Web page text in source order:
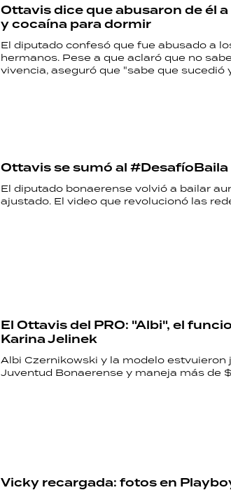
Ottavis dice que abusaron de él
y cocaína para dormir
El diputado confesó que fue abusado a
hermanos. Pese a que aclaró que no
vivencia, aseguró que "sabe que sucedió
Ottavis se sumó al
El diputado bonaerense volvió a bailar
ajustado. El video que revolucionó las
El Ottavis del PRO: "Albi", el
Karina Jelinek
Albi Czernikowski y la modelo
Juventud Bonaerense y maneja más de
Vicky recargada: fotos en